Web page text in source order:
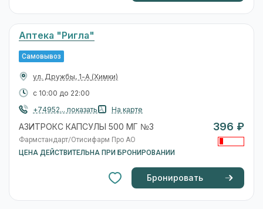
Аптека "Ригла"
Самовывоз
ул. Дружбы, 1-А (Химки)
с 10:00 до 22:00
+74952... показать
На карте
АЗИТРОКС КАПСУЛЫ 500 МГ №3
Фармстандарт/Отисифарм Про АО
ЦЕНА ДЕЙСТВИТЕЛЬНА ПРИ БРОНИРОВАНИИ
396 ₽
Бронировать